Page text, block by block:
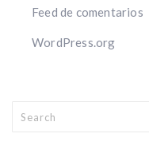
Feed de comentarios
WordPress.org